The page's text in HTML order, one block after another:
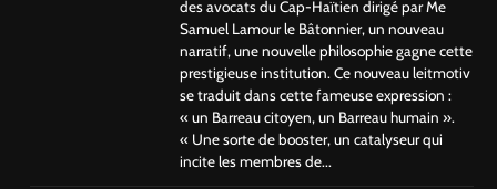
des avocats du Cap-Haïtien dirigé par Me
Samuel Lamour le Bâtonnier, un nouveau
narratif, une nouvelle philosophie gagne cette
prestigieuse institution. Ce nouveau leitmotiv
se traduit dans cette fameuse expression :
« un Barreau citoyen, un Barreau humain ».
« Une sorte de booster, un catalyseur qui
incite les membres de...